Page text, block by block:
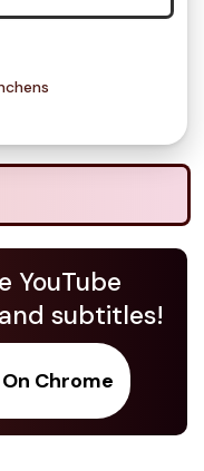
YouTube
subtitles!
Chrome